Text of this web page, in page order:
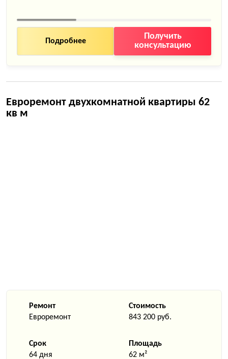
Подробнее
Получить
консультацию
Евроремонт двухкомнатной квартиры 62
кв м
Ремонт
Евроремонт
Стоимость
843 200 руб.
Срок
64 дня
Площадь
62 м²